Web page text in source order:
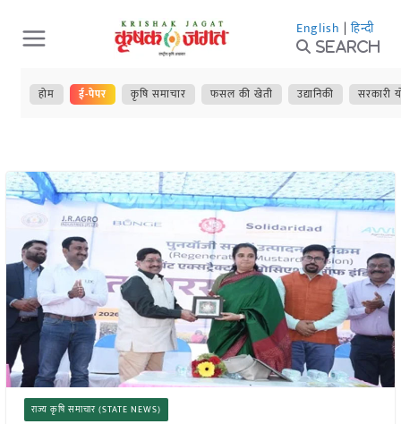
Skip
to
content
English | हिन्दी
Search
होम ई-पेपर कृषि समाचार फसल की खेती उद्यानिकी सरकारी
राज्य कृषि समाचार (STATE NEWS)